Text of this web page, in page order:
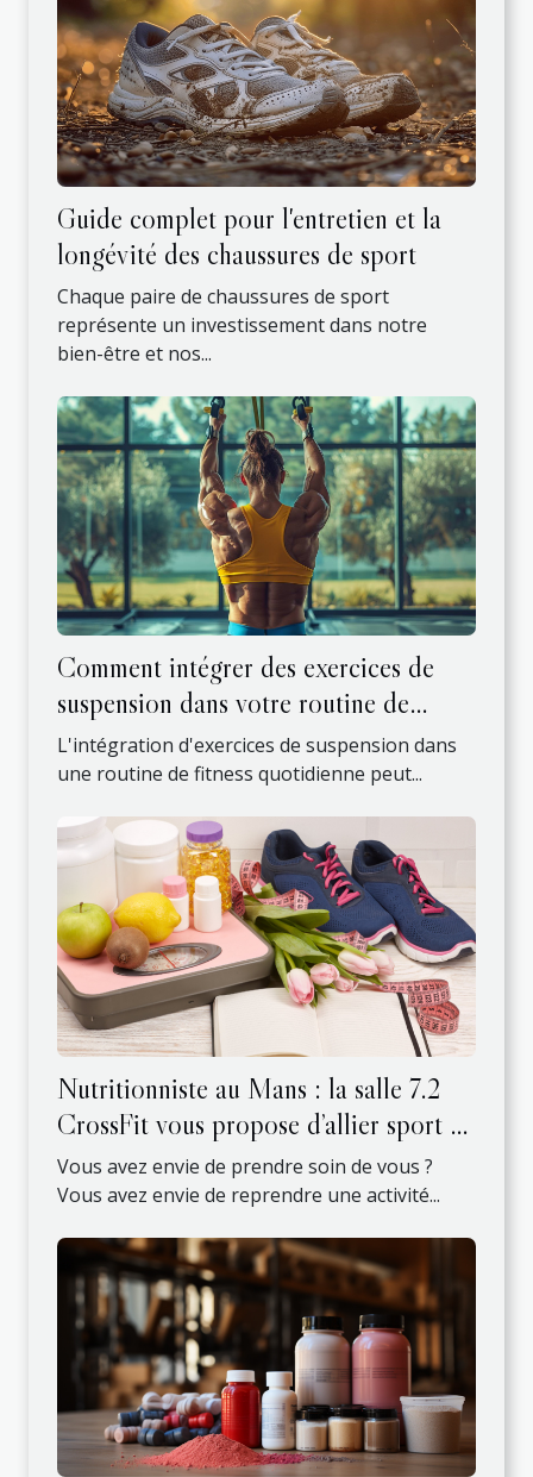
Guide complet pour l'entretien et la
longévité des chaussures de sport
Chaque paire de chaussures de sport
représente un investissement dans notre
bien-être et nos...
Comment intégrer des exercices de
suspension dans votre routine de
fitness quotidienne
L'intégration d'exercices de suspension dans
une routine de fitness quotidienne peut...
Nutritionniste au Mans : la salle 7.2
CrossFit vous propose d’allier sport et
santé !
Vous avez envie de prendre soin de vous ?
Vous avez envie de reprendre une activité...